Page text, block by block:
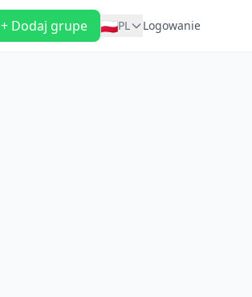
+ Dodaj grupe 🇵🇱PL Logowanie